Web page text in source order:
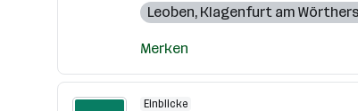
Leoben, Klagenfurt am
Merken
Einblicke